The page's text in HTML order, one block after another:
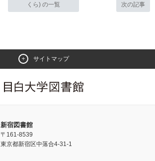
くら) の一覧
次の記事
サイトマップ
新宿図書館
〒161-8539
東京都新宿区中落合4-31-1